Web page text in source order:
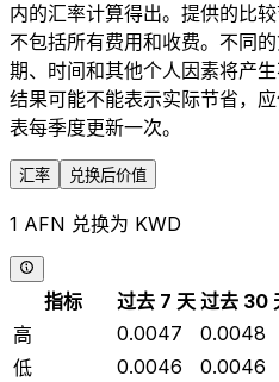
内的汇率计算得出。提供的比
不包括所有费用和收费。不同
期、时间和其他个人因素将产
结果可能不能表示实际节省，
表每季度更新一次。
汇率 兑换后价值
1 AFN 兑换为 KWD
指标 过去 7 天 过去 30
高
0.0047 0.0048
低
0.0046 0.0046